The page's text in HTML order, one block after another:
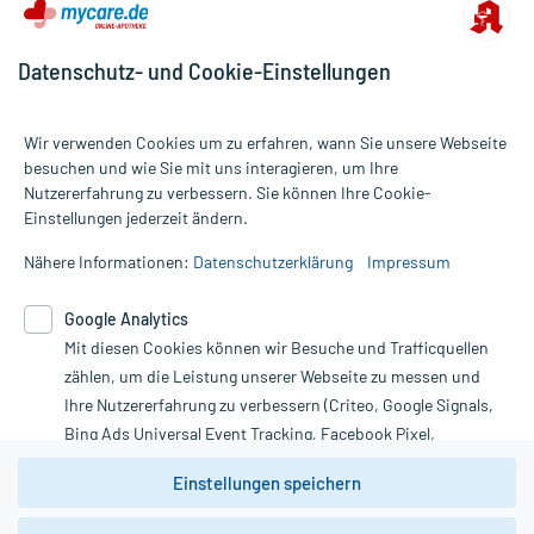
Bewertungen mit durchschnittlich 4,8 von 5 Sternen abgegeben.
Alle Preise gelten inkl. MwSt., ggf. zzgl. Versandkosten
Informationen auf dieser Website werden ausschließlich für
die Untersuchung und Behandlung durch einen Arzt. Bitte
Therapien eingeleitet werden können. | Diese Webseite benutzt
Google Analytics. Lesen Sie bitte dazu die wichtigen Hinweise in
unserer Datenschutzerklärung. Für den Widerruf einer Bestellung
nutzen Sie das Formular:
Vertrag widerrufen
Datenschutz- und Cookie-Einstellungen
Wir verwenden Cookies um zu erfahren, wann Sie unsere Webseite
besuchen und wie Sie mit uns interagieren, um Ihre
Nutzererfahrung zu verbessern. Sie können Ihre Cookie-
Einstellungen jederzeit ändern.
Nähere Informationen: Datenschutzerklärung Impressum
Google Analytics
Mit diesen Cookies können wir Besuche und Trafficquellen
zählen, um die Leistung unserer Webseite zu messen und
Ihre Nutzererfahrung zu verbessern (Criteo, Google Signals,
Bing Ads Universal Event Tracking, Facebook Pixel,
Youtube-Social Plugin).
Wir weisen darauf hin, dass die
Einstellungen speichern